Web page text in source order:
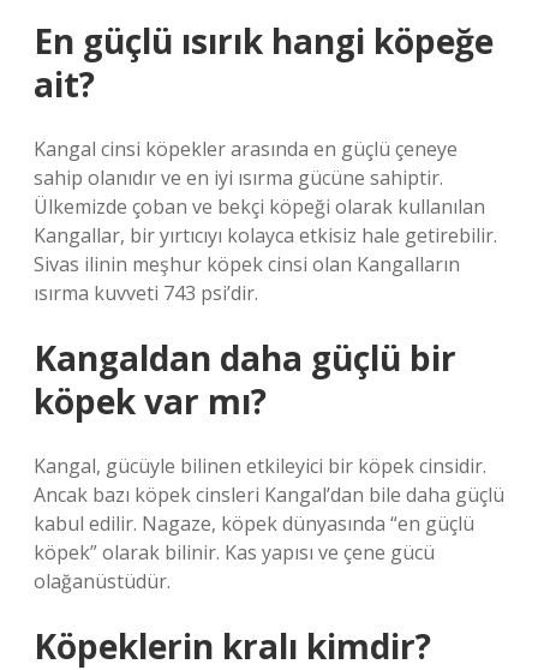
En güçlü ısırık hangi köpeğe
ait?
Kangal cinsi köpekler arasında en güçlü çeneye
sahip olanıdır ve en iyi ısırma gücüne sahiptir.
Ülkemizde çoban ve bekçi köpeği olarak kullanılan
Kangallar, bir yırtıcıyı kolayca etkisiz hale getirebilir.
Sivas ilinin meşhur köpek cinsi olan Kangalların
ısırma kuvveti 743 psi’dir.
Kangaldan daha güçlü bir
köpek var mı?
Kangal, gücüyle bilinen etkileyici bir köpek cinsidir.
Ancak bazı köpek cinsleri Kangal’dan bile daha güçlü
kabul edilir. Nagaze, köpek dünyasında “en güçlü
köpek” olarak bilinir. Kas yapısı ve çene gücü
olağanüstüdür.
Köpeklerin kralı kimdir?